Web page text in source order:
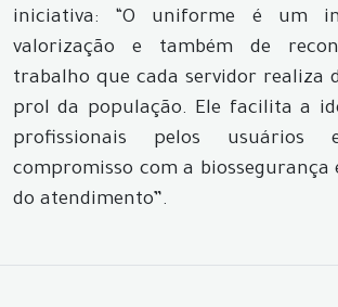
iniciativa: “O uniforme é um
valorização e também de
trabalho que cada servidor realiza
prol da população. Ele facilita a
profissionais pelos
compromisso com a biossegurança
do atendimento”.